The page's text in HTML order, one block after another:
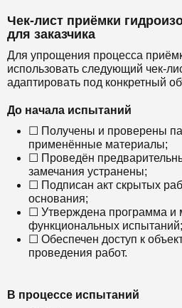
Чек-лист приёмки
для заказчика
Для упрощения процесса
использовать следующий чек-
адаптировать под конкретный
До начала испытаний
☐ Получены и проверены
применённые материалы;
☐ Проведён
замечания устранены;
☐ Подписан акт скрытых
основания;
☐ Утверждена программа и
функциональных испытаний;
☐ Обеспечен доступ к
проведения работ.
В процессе испытаний